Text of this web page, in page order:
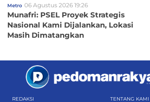
Metro 06 Agustus 2026 19:26
Munafri: PSEL Proyek Strategis
Nasional Kami Dijalankan, Lokasi
Masih Dimatangkan
REDAKSI TENTANG KAMI